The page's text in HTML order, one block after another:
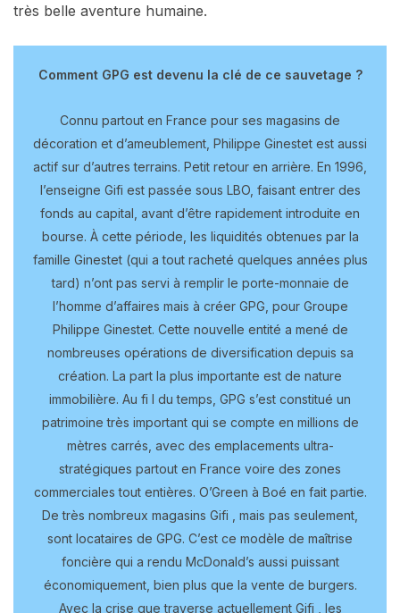
très belle aventure humaine.
Comment GPG est devenu la clé de ce sauvetage ?
Connu partout en France pour ses magasins de
décoration et d’ameublement, Philippe Ginestet est aussi
actif sur d’autres terrains. Petit retour en arrière. En 1996,
l’enseigne Gifi est passée sous LBO, faisant entrer des
fonds au capital, avant d’être rapidement introduite en
bourse. À cette période, les liquidités obtenues par la
famille Ginestet (qui a tout racheté quelques années plus
tard) n’ont pas servi à remplir le porte-monnaie de
l’homme d’affaires mais à créer GPG, pour Groupe
Philippe Ginestet. Cette nouvelle entité a mené de
nombreuses opérations de diversification depuis sa
création. La part la plus importante est de nature
immobilière. Au fi l du temps, GPG s’est constitué un
patrimoine très important qui se compte en millions de
mètres carrés, avec des emplacements ultra-
stratégiques partout en France voire des zones
commerciales tout entières. O’Green à Boé en fait partie.
De très nombreux magasins Gifi , mais pas seulement,
sont locataires de GPG. C’est ce modèle de maîtrise
foncière qui a rendu McDonald’s aussi puissant
économiquement, bien plus que la vente de burgers.
Avec la crise que traverse actuellement Gifi , les